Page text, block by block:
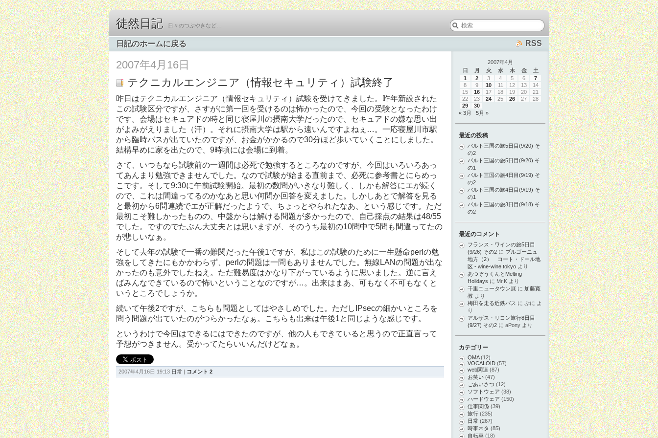
徒然日記 日々のつぶやきなど…
日記のホームに戻る RSS
2007年4月16日
テクニカルエンジニア（情報セキュリティ）試験終了
昨日はテクニカルエンジニア（情報セキュリティ）試験を受けてきました。昨年新設された
この試験区分ですが、さすがに第一回を受けるのは怖かったので、今回の受験となったわけ
です。会場はセキュアドの時と同じ寝屋川の摂南大学だったので、セキュアドの嫌な思い出
がよみがえりました（汗）。それに摂南大学は駅から遠いんですよねぇ…。一応寝屋川市駅
から臨時バスが出ていたのですが、お金がかかるので30分ほど歩いていくことにしました。
結構早めに家を出たので、9時頃には会場に到着。
さて、いつもなら試験前の一週間は必死で勉強するところなのですが、今回はいろいろあっ
てあんまり勉強できませんでした。なので試験が始まる直前まで、必死に参考書とにらめっ
こです。そして9:30に午前試験開始。最初の数問がいきなり難しく、しかも解答にエが続く
ので、これは間違ってるのかなあと思い何問か回答を変えました。しかしあとで解答を見る
と最初から6問連続でエが正解だったようで、ちょっとやられたなあ、という感じです。ただ
最初こそ難しかったものの、中盤からは解ける問題が多かったので、自己採点の結果は48/55
でした。ですのでたぶん大丈夫とは思いますが、そのうち最初の10問中で5問も間違ってたの
が悲しいなぁ。
そして去年の試験で一番の難関だった午後1ですが、私はこの試験のために一生懸命perlの勉
強をしてきたにもかかわらず、perlの問題は一問もありませんでした。無線LANの問題が出な
かったのも意外でしたねえ。ただ難易度はかなり下がっているように思いました。逆に言え
ばみんなできているので怖いということなのですが…。出来はまあ、可もなく不可もなくと
いうところでしょうか。
続いて午後2ですが、こちらも問題としてはやさしめでした。ただしIPsecの細かいところを
問う問題が出ていたのがつらかったなぁ。こちらも出来は午後1と同じような感じです。
というわけで今回はできるにはできたのですが、他の人もできていると思うので正直言って
予想がつきません。受かってたらいいんだけどなぁ。
2007年4月16日 19:13 日常 | コメント 2
2007年4月
日
月 火 水 木 金
土
1
2 3 4 5 6
7
8
9 10 11 12 13
14
15
16 17 18 19 20
21
22
23 24 25 26 27
28
29
30
« 3月
5月 »
最近の投稿
バルト三国の旅5日目(9/20) そ
の2
バルト三国の旅5日目(9/20) そ
の1
バルト三国の旅4日目(9/19) そ
の2
バルト三国の旅4日目(9/19) そ
の1
バルト三国の旅3日目(9/18) そ
の2
最近のコメント
フランス・ワインの旅5日目
(9/26) その2 に ブルゴーニュ
地方（2） コート・ドール地
区 - wine-wine.tokyo より
あつぞうくんとMelting
Holidays に Mr.K より
千里ニュータウン展 に 加藤寛
教 より
梅田を走る近鉄バス に ぷに よ
り
アルザス・リヨン旅行8日目
(9/27) その2 に aPony より
カテゴリー
QMA(12)
VOCALOID (57)
web関連 (87)
お笑い (47)
ごあいさつ (12)
ソフトウェア (38)
ハードウェア (150)
仕事関係 (39)
旅行 (235)
日常 (267)
時事ネタ (85)
自転車 (18)